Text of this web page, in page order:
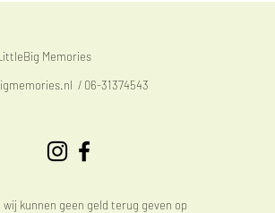
Memories
/ 06-31374543
wij kunnen geen geld terug geven op